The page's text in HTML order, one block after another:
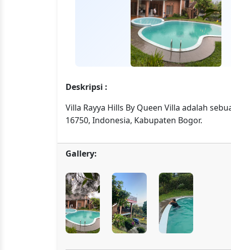
Deskripsi :
Villa Rayya Hills By Queen Villa adalah
16750, Indonesia, Kabupaten Bogor.
Gallery: